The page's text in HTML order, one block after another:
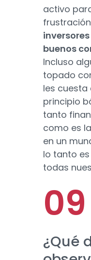
activo
buenos
Incluso
topado
les cuesta
principio
tanto
como es
en un
lo tanto
todas
¿Qué